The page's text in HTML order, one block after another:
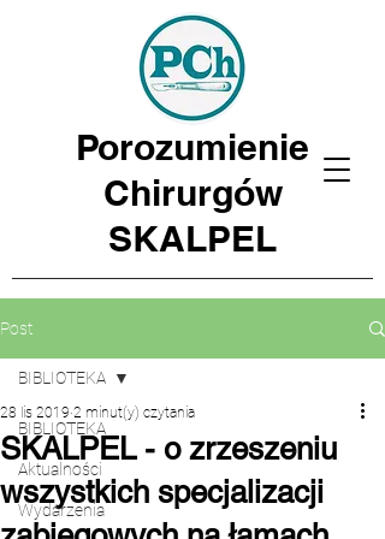
Porozumienie
Chirurgów
SKALPEL
Post
BIBLIOTEKA
Aktualności
Wydarzenia
BIBLIOTEKA
SKALPEL - o zrzeszeniu
wszystkich specjalizacji
28 lis 2019 2 minut(y) czytania